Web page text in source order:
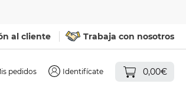
al cliente Trabaja con nosotros
pedidos Identifícate 0,00€